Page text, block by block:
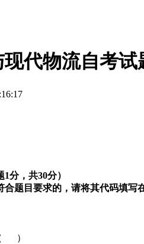
代物流自考试
分，共30分）
题目要求的，请将其代码填写
）